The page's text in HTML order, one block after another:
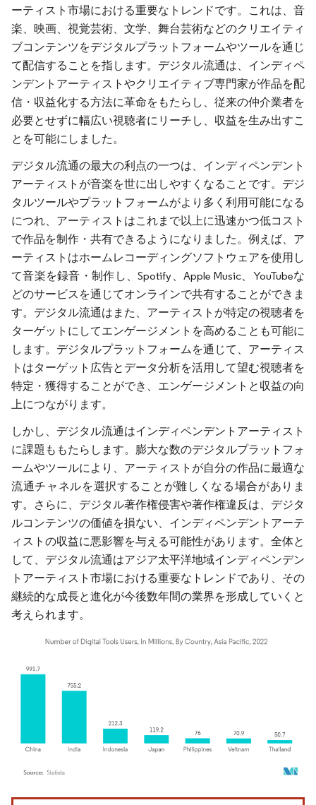
ーティスト市場における重要なトレンドです。これは、音
楽、映画、視覚芸術、文学、舞台芸術などのクリエイティ
ブコンテンツをデジタルプラットフォームやツールを通じ
て配信することを指します。デジタル流通は、インディペ
ンデントアーティストやクリエイティブ専門家が作品を配
信・収益化する方法に革命をもたらし、従来の仲介業者を
必要とせずに幅広い視聴者にリーチし、収益を生み出すこ
とを可能にしました。
デジタル流通の最大の利点の一つは、インディペンデント
アーティストが音楽を世に出しやすくなることです。デジ
タルツールやプラットフォームがより多く利用可能になる
につれ、アーティストはこれまで以上に迅速かつ低コスト
で作品を制作・共有できるようになりました。例えば、ア
ーティストはホームレコーディングソフトウェアを使用し
て音楽を録音・制作し、Spotify、Apple Music、YouTubeな
どのサービスを通じてオンラインで共有することができま
す。デジタル流通はまた、アーティストが特定の視聴者を
ターゲットにしてエンゲージメントを高めることも可能に
します。デジタルプラットフォームを通じて、アーティス
トはターゲット広告とデータ分析を活用して望む視聴者を
特定・獲得することができ、エンゲージメントと収益の向
上につながります。
しかし、デジタル流通はインディペンデントアーティスト
に課題ももたらします。膨大な数のデジタルプラットフォ
ームやツールにより、アーティストが自分の作品に最適な
流通チャネルを選択することが難しくなる場合がありま
す。さらに、デジタル著作権侵害や著作権違反は、デジタ
ルコンテンツの価値を損ない、インディペンデントアーテ
ィストの収益に悪影響を与える可能性があります。全体と
して、デジタル流通はアジア太平洋地域インディペンデン
トアーティスト市場における重要なトレンドであり、その
継続的な成長と進化が今後数年間の業界を形成していくと
考えられます。
画像 © Mordor Intelligence。再利用にはCC BY 4.0の表示が必要です。